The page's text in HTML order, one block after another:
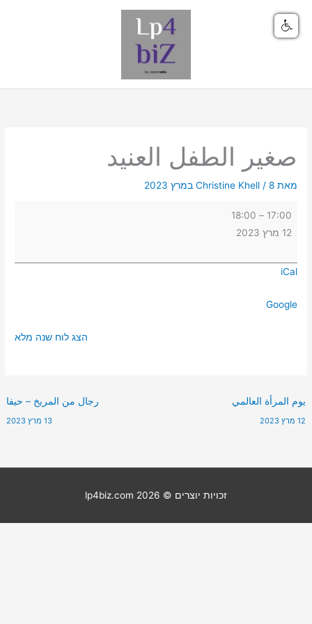
صغير الطفل العنيد
מאת Christine Khell / 8 במרץ 2023
17:00
–
18:00
12 מרץ 2023
iCal
Google
הצג לוח שנה מלא
يوم المرأة العالمي
12 מרץ 2023
رجال من المريخ – حيفا
13 מרץ 2023
זכויות יוצרים © 2026 lp4biz.com